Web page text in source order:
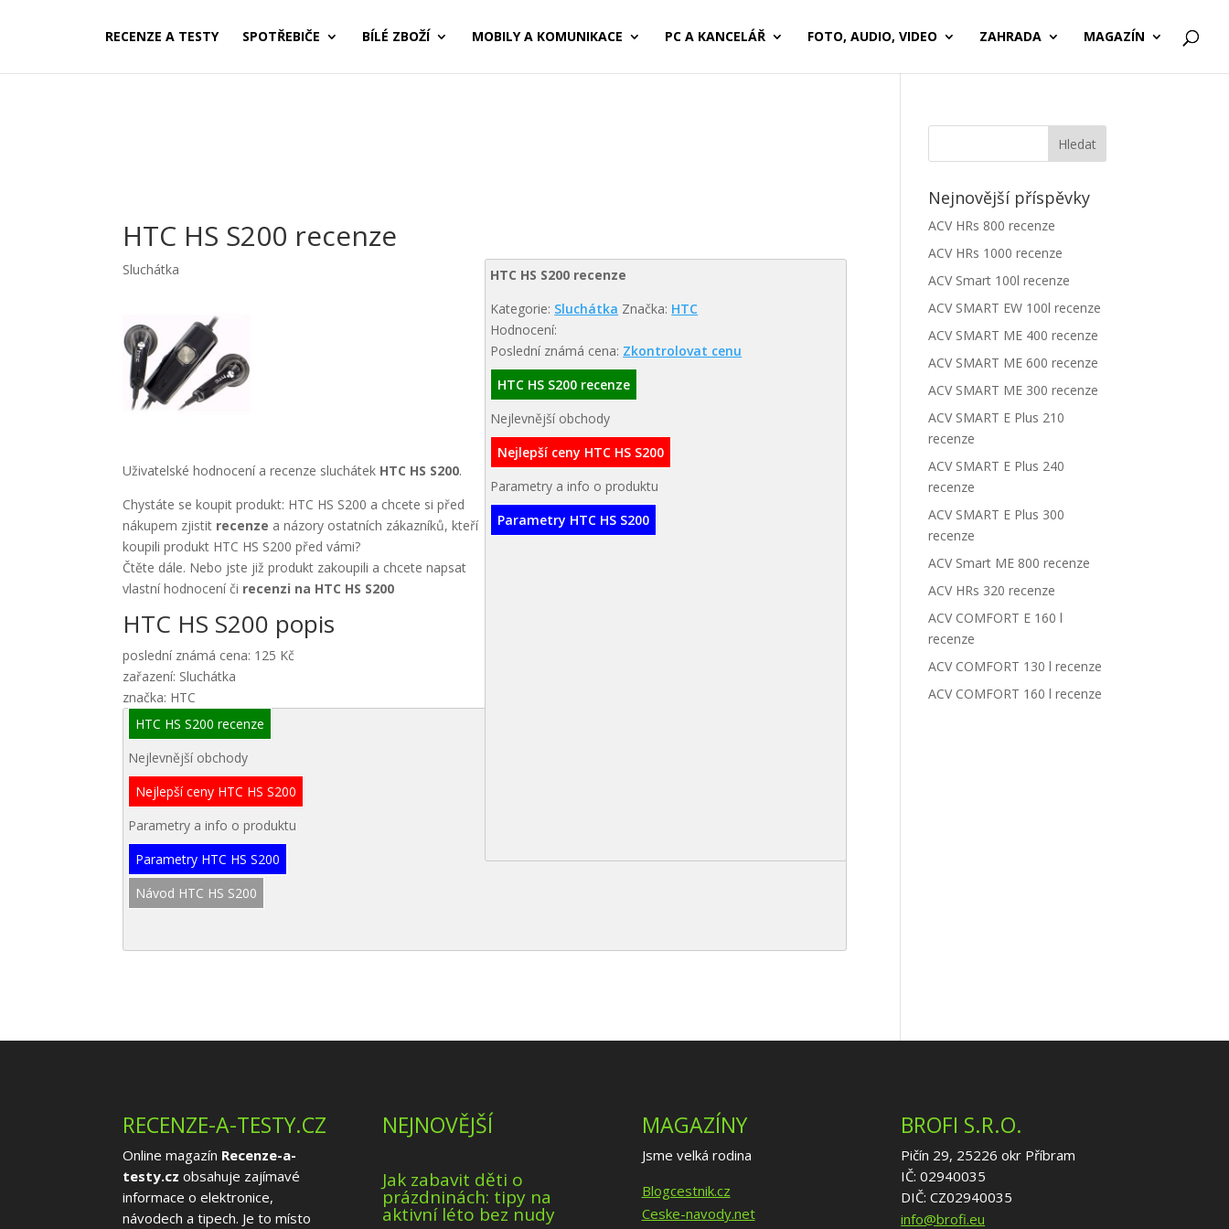
RECENZE A TESTY SPOTŘEBIČE BÍLÉ ZBOŽÍ MOBILY A KOMUNIKACE PC A KANCELÁŘ FOTO, AUDIO, VIDEO ZAHRADA MAGAZÍN
HTC HS S200 recenze
HTC HS S200 recenze
Kategorie: Sluchátka Značka: HTC
Hodnocení:
Poslední známá cena: Zkontrolovat cenu
HTC HS S200 recenze
Nejlevnější obchody
Nejlepší ceny HTC HS S200
Parametry a info o produktu
Parametry HTC HS S200
Sluchátka
Uživatelské hodnocení a recenze sluchátek HTC HS S200.
Chystáte se koupit produkt: HTC HS S200 a chcete si před
nákupem zjistit recenze a názory ostatních zákazníků, kteří
koupili produkt HTC HS S200 před vámi?
Čtěte dále. Nebo jste již produkt zakoupili a chcete napsat
vlastní hodnocení či recenzi na HTC HS S200
HTC HS S200 popis
poslední známá cena: 125 Kč
zařazení: Sluchátka
značka: HTC
HTC HS S200 recenze
Nejlevnější obchody
Nejlepší ceny HTC HS S200
Parametry a info o produktu
Parametry HTC HS S200
Návod HTC HS S200
Nejnovější příspěvky
ACV HRs 800 recenze
ACV HRs 1000 recenze
ACV Smart 100l recenze
ACV SMART EW 100l recenze
ACV SMART ME 400 recenze
ACV SMART ME 600 recenze
ACV SMART ME 300 recenze
ACV SMART E Plus 210
recenze
ACV SMART E Plus 240
recenze
ACV SMART E Plus 300
recenze
ACV Smart ME 800 recenze
ACV HRs 320 recenze
ACV COMFORT E 160 l
recenze
ACV COMFORT 130 l recenze
ACV COMFORT 160 l recenze
RECENZE-A-TESTY.CZ
Online magazín Recenze-a-
testy.cz obsahuje zajímavé
informace o elektronice,
návodech a tipech. Je to místo
NEJNOVĚJŠÍ
Jak zabavit děti o
prázdninách: tipy na
aktivní léto bez nudy
MAGAZÍNY
Jsme velká rodina
Blogcestnik.cz
Ceske-navody.net
BROFI S.R.O.
Pičín 29, 25226 okr Příbram
IČ: 02940035
DIČ: CZ02940035
info@brofi.eu